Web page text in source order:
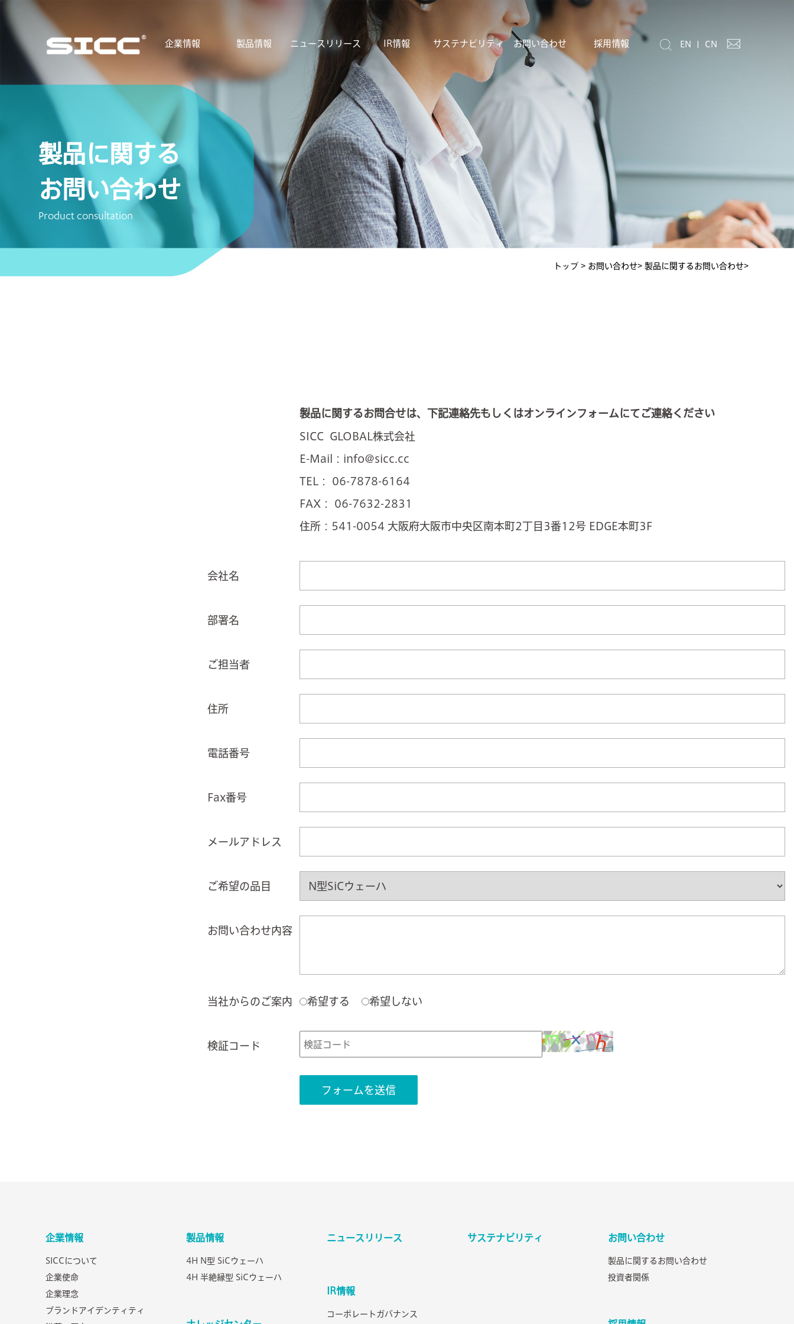
EN CN
企業情報 製品情報 ニュースリリース IR情報 サステナビリティ お問い合わせ 採用情報
製品に関する
お問い合わせ
Product consultation
トップ > お問い合わせ> 製品に関するお問い合わせ>
製品に関するお問合せは、下記連絡先もしくはオンラインフォームにてご連絡ください
SICC GLOBAL株式会社
E-Mail：info@sicc.cc
TEL： 06-7878-6164
FAX： 06-7632-2831
住所：541-0054 大阪府大阪市中央区南本町2丁目3番12号 EDGE本町3F
会社名
部署名
ご担当者
住所
電話番号
Fax番号
メールアドレス
ご希望の品目
お問い合わせ内容
当社からのご案内 希望する 希望しない
検証コード
フォームを送信
企業情報
SICCについて
企業使命
企業理念
ブランドアイデンティティ
製品情報
4H N型 SiCウェーハ
4H 半絶縁型 SiCウェーハ
ニュースリリース
IR情報
コーポレートガバナンス
サステナビリティ お問い合わせ
製品に関するお問い合わせ
投資者関係